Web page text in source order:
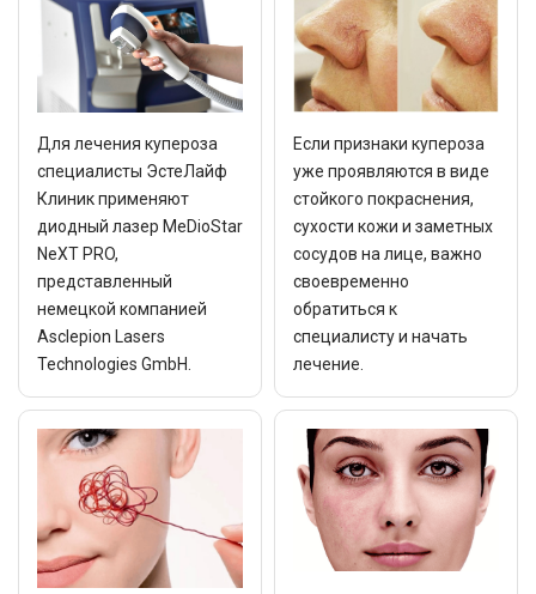
Для лечения купероза
специалисты ЭстеЛайф
Клиник применяют
диодный лазер MeDioStar
NeXT PRO,
представленный
немецкой компанией
Asclepion Lasers
Technologies GmbH.
Если признаки купероза
уже проявляются в виде
стойкого покраснения,
сухости кожи и заметных
сосудов на лице, важно
своевременно
обратиться к
специалисту и начать
лечение.